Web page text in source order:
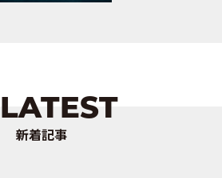
LATEST
新着記事